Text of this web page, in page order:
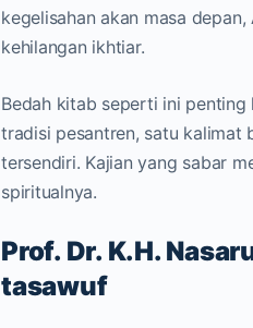
kegelisahan akan masa
kehilangan ikhtiar.
Bedah kitab seperti ini penting
tradisi pesantren, satu kalimat
tersendiri. Kajian yang sabar
spiritualnya.
Prof. Dr. K.H.
tasawuf